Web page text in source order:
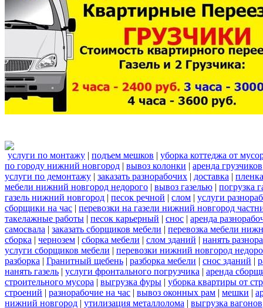
услуги по монтажу | подъем мешков | уборка коттеджа от
по городу нижний новгород | вывоз колонки | аренда грузчиков
услуги по демонтажу | заказать разнорабочих | доставка | пленка
мебели нижний новгород недорого | вывоз газелью | погрузка
газель нижний новгород | песок речной | слом | услуги
сборщики на час | перевозки на газели нижний новгород
такелажные работы | песок карьерный | снос | аренда
самосвала | заказать сборщиков мебели | перевозка мебели
сборка | чернозем | сборка мебели | слом зданий | нанять
услуги сборщиков мебели | перевозки нижний новгород
разборка | Гранитный щебень | разборка мебели | снос зданий |
нанять газель | услуги фронтального погрузчика | аренда
строительного мусора | выгрузка фуры | уборка квартиры от
строений | разнорабочие на час | вывоз оконных рам | мешки |
нижний новгород | утилизация металлолома | выгрузка вагонов